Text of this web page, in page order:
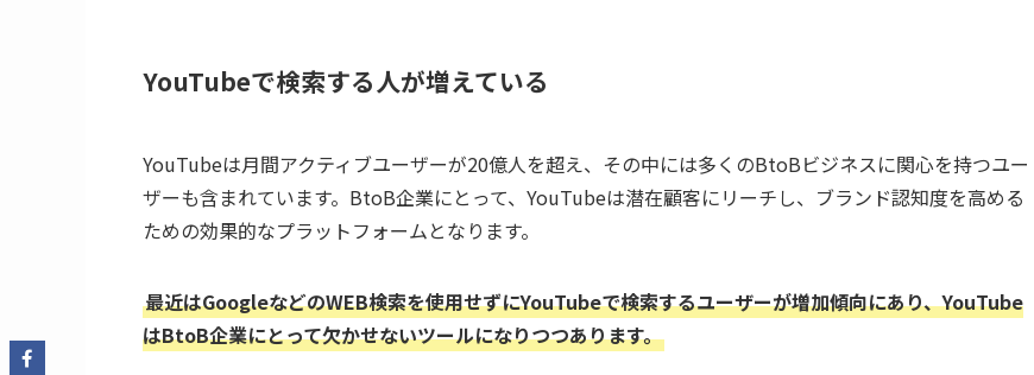
YouTubeで検索する人が増えている
YouTubeは月間アクティブユーザーが20億人を超え、その中には多くのBtoBビジネスに関心を持つユー
ザーも含まれています。BtoB企業にとって、YouTubeは潜在顧客にリーチし、ブランド認知度を高める
ための効果的なプラットフォームとなります。
最近はGoogleなどのWEB検索を使用せずにYouTubeで検索するユーザーが増加傾向にあり、YouTube
はBtoB企業にとって欠かせないツールになりつつあります。